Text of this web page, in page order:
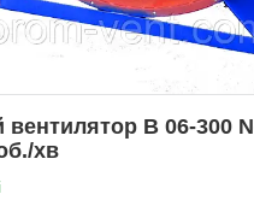
В 06-300
хв